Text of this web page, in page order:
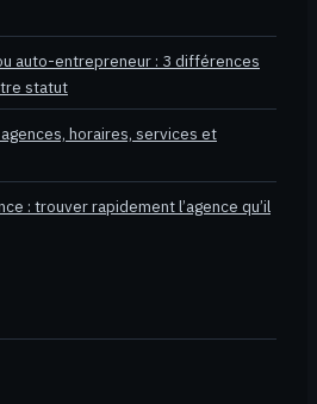
auto-entrepreneur : 3 différences
statut
horaires, services et
: trouver rapidement l’agence qu’il